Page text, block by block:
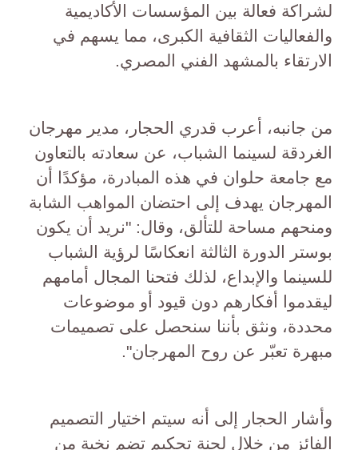
لشراكة فعالة بين المؤسسات الأكاديمية
والفعاليات الثقافية الكبرى، مما يسهم في
الارتقاء بالمشهد الفني المصري.
من جانبه، أعرب قدري الحجار، مدير مهرجان
الغردقة لسينما الشباب، عن سعادته بالتعاون
مع جامعة حلوان في هذه المبادرة، مؤكدًا أن
المهرجان يهدف إلى احتضان المواهب الشابة
ومنحهم مساحة للتألق، وقال: "نريد أن يكون
بوستر الدورة الثالثة انعكاسًا لرؤية الشباب
للسينما والإبداع، لذلك فتحنا المجال أمامهم
ليقدموا أفكارهم دون قيود أو موضوعات
محددة، ونثق بأننا سنحصل على تصميمات
مبهرة تعبّر عن روح المهرجان".
وأشار الحجار إلى أنه سيتم اختيار التصميم
الفائز من خلال لجنة تحكيم تضم نخبة من